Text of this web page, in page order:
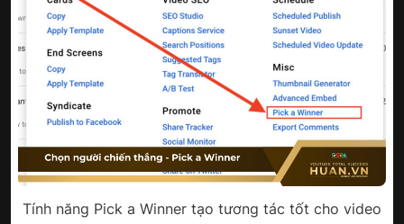
Tính năng Pick a Winner tạo tương tác tốt cho video